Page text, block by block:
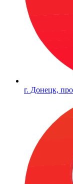
г. Донецк,